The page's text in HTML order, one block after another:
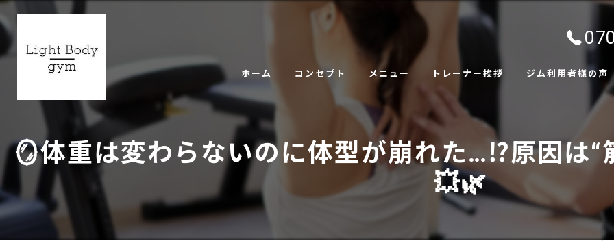
ホーム コンセプト メニュー トレーナー挨拶 ジム利用者様の声
🪞体重は変わらないのに体型が崩れた…⁉️原因は“
💥🌿